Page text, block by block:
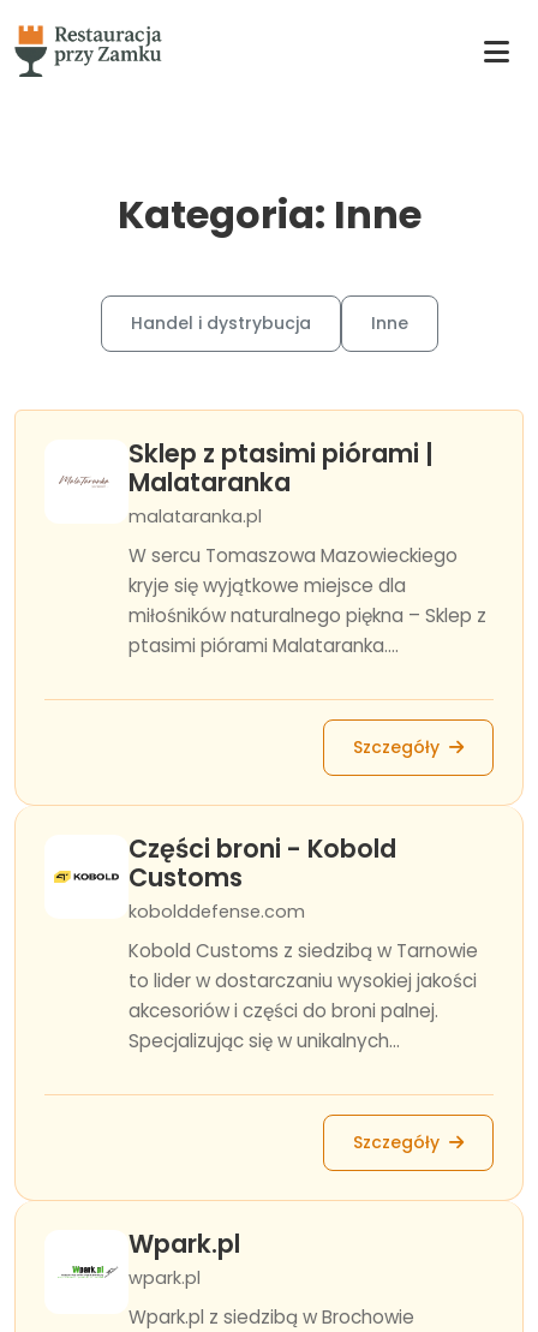
Kategoria: Inne
Handel i dystrybucja Inne
Sklep z ptasimi piórami |
Malataranka
malataranka.pl
W sercu Tomaszowa Mazowieckiego
kryje się wyjątkowe miejsce dla
miłośników naturalnego piękna – Sklep z
ptasimi piórami Malataranka....
Szczegóły
Części broni - Kobold
Customs
kobolddefense.com
Kobold Customs z siedzibą w Tarnowie
to lider w dostarczaniu wysokiej jakości
akcesoriów i części do broni palnej.
Specjalizując się w unikalnych...
Szczegóły
Wpark.pl
wpark.pl
Wpark.pl z siedzibą w Brochowie